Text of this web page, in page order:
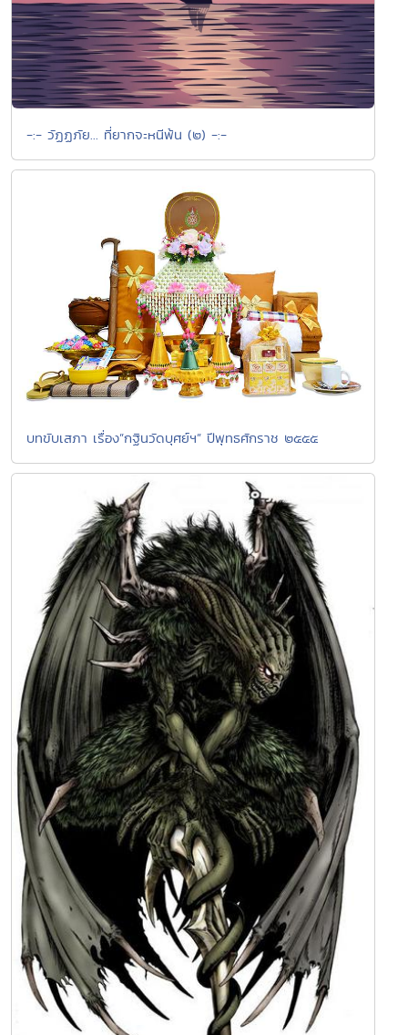
-:- วัฏฏภัย... ที่ยากจะหนีพ้น (๒) -:-
บทขับเสภา เรื่อง”กฐินวัดบุศย์ฯ” ปีพุทธศักราช ๒๕๕๕